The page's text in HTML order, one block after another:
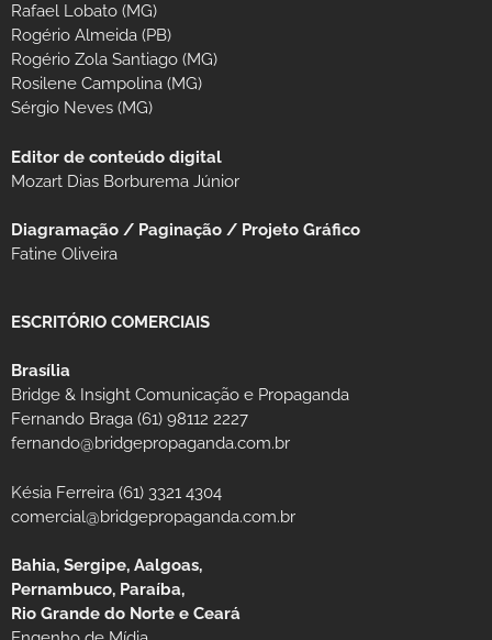
Rafael Lobato (MG)
Rogério Almeida (PB)
Rogério Zola Santiago (MG)
Rosilene Campolina (MG)
Sérgio Neves (MG)
Editor de conteúdo digital
Mozart Dias Borburema Júnior
Diagramação / Paginação / Projeto Gráfico
Fatine Oliveira
ESCRITÓRIO COMERCIAIS
Brasília
Bridge & Insight Comunicação e Propaganda
Fernando Braga (61) 98112 2227
fernando@bridgepropaganda.com.br
Késia Ferreira (61) 3321 4304
comercial@bridgepropaganda.com.br
Bahia, Sergipe, Aalgoas,
Pernambuco, Paraíba,
Rio Grande do Norte e Ceará